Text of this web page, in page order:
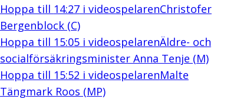
Hoppa till 14:27i videospelarenChristofer
Bergenblock (C)
Hoppa till 15:05i videospelarenÄldre- och
socialförsäkringsminister Anna Tenje (M)
Hoppa till 15:52 i videospelarenMalte
Tängmark Roos (MP)